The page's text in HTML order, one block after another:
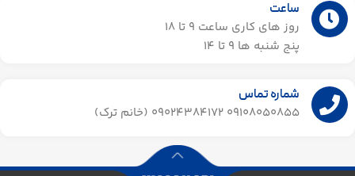
ساعت
روز های کاری ساعت ۹ تا 18
پنج شنبه ها 9 تا 14​
شماره تماس
09108050855 09024384172 (خانم ترک)